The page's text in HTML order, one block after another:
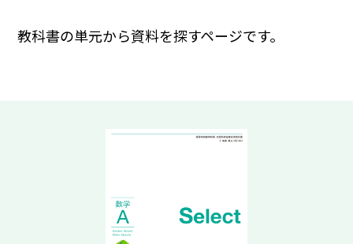
教科書の単元から資料を探すページです。